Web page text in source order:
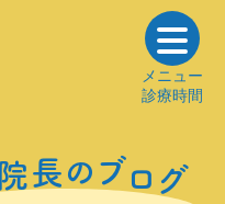
メニュー
診療時間
長 の ブロ グ